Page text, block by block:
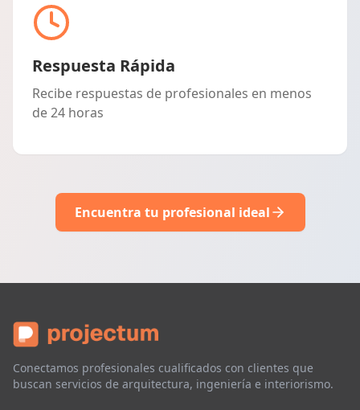
Respuesta Rápida
Recibe respuestas de profesionales en menos
de 24 horas
Encuentra tu profesional ideal
Conectamos profesionales cualificados con clientes que
buscan servicios de arquitectura, ingeniería e interiorismo.